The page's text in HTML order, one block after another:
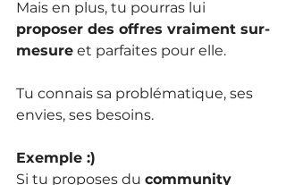
Mais en plus, tu pourras lui
proposer des offres vraiment sur-
mesure et parfaites pour elle.
Tu connais sa problématique, ses
envies, ses besoins.
Exemple :)
Si tu proposes du community